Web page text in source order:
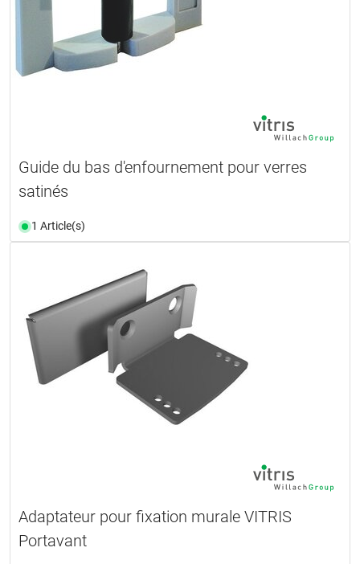
Guide du bas d'enfournement pour verres
satinés
1 Article(s)
Adaptateur pour fixation murale VITRIS
Portavant